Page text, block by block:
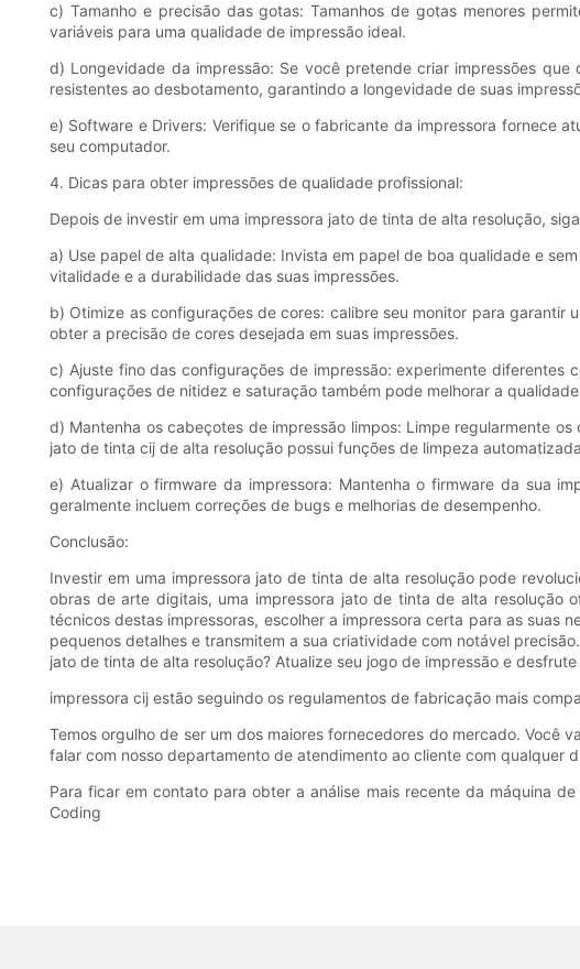
c) Tamanho e precisão das gotas: Tamanhos de gotas menores
variáveis ​​para uma qualidade de impressão ideal.
d) Longevidade da impressão: Se você pretende criar impressões
resistentes ao desbotamento, garantindo a longevidade de suas
e) Software e Drivers: Verifique se o fabricante da impressora fornece
seu computador.
4. Dicas para obter impressões de qualidade profissional:
Depois de investir em uma impressora jato de tinta de alta resolução,
a) Use papel de alta qualidade: Invista em papel de boa qualidade e
vitalidade e a durabilidade das suas impressões.
b) Otimize as configurações de cores: calibre seu monitor para garantir
obter a precisão de cores desejada em suas impressões.
c) Ajuste fino das configurações de impressão: experimente diferentes
configurações de nitidez e saturação também pode melhorar a
d) Mantenha os cabeçotes de impressão limpos: Limpe regularmente
jato de tinta cij de alta resolução possui funções de limpeza
e) Atualizar o firmware da impressora: Mantenha o firmware da sua
geralmente incluem correções de bugs e melhorias de desempenho.
Conclusão:
Investir em uma impressora jato de tinta de alta resolução pode
obras de arte digitais, uma impressora jato de tinta de alta resolução
técnicos destas impressoras, escolher a impressora certa para as suas
pequenos detalhes e transmitem a sua criatividade com notável
jato de tinta de alta resolução? Atualize seu jogo de impressão e
impressora cij estão seguindo os regulamentos de fabricação mais
Temos orgulho de ser um dos maiores fornecedores do mercado. Você
falar com nosso departamento de atendimento ao cliente com qualquer
Para ficar em contato para obter a análise mais recente da máquina
Coding